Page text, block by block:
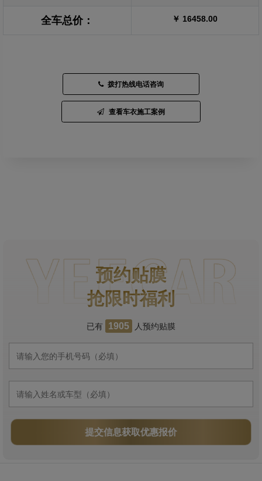
全车总价： ￥ 16458.00
拨打热线电话咨询
查看车衣施工案例
预约贴膜
抢限时福利
已有 1905 人预约贴膜
提交信息获取优惠报价